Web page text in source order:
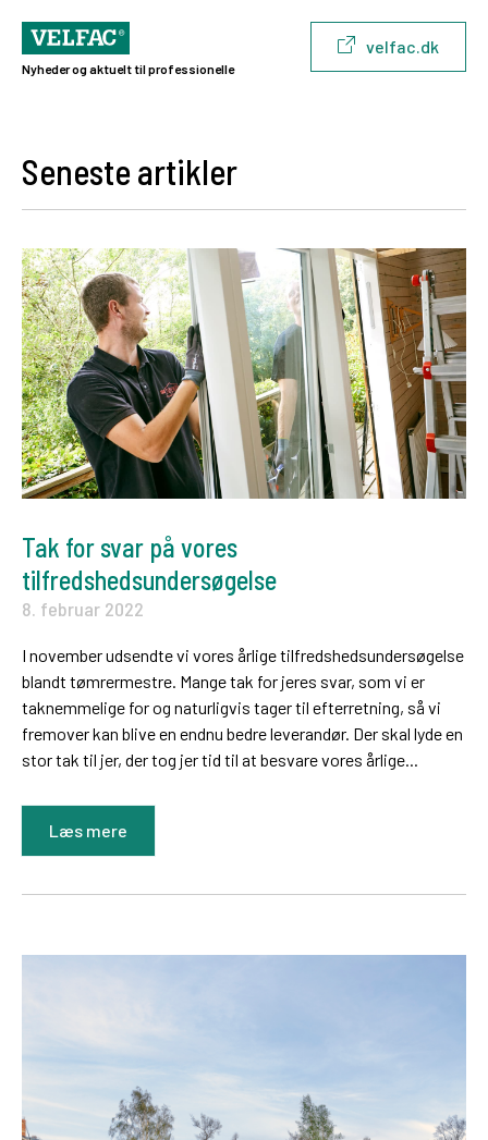
Nyheder og aktuelt til professionelle
velfac.dk
Seneste artikler
Tak for svar på vores
tilfredshedsundersøgelse
8. februar 2022
I november udsendte vi vores årlige tilfredshedsundersøgelse
blandt tømrermestre. Mange tak for jeres svar, som vi er
taknemmelige for og naturligvis tager til efterretning, så vi
fremover kan blive en endnu bedre leverandør. Der skal lyde en
stor tak til jer, der tog jer tid til at besvare vores årlige...
Læs mere